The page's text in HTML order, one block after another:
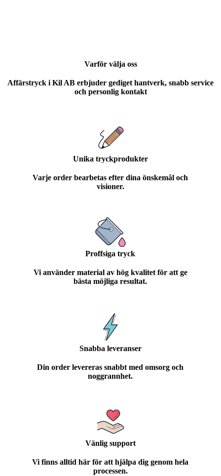
Varför välja oss
Affärstryck i Kil AB erbjuder gediget hantverk, snabb service
och personlig kontakt
Unika tryckprodukter
Varje order bearbetas efter dina önskemål och
visioner.
Proffsiga tryck
Vi använder material av hög kvalitet för att ge
bästa möjliga resultat.
Snabba leveranser
Din order levereras snabbt med omsorg och
noggrannhet.
Vänlig support
Vi finns alltid här för att hjälpa dig genom hela
processen.